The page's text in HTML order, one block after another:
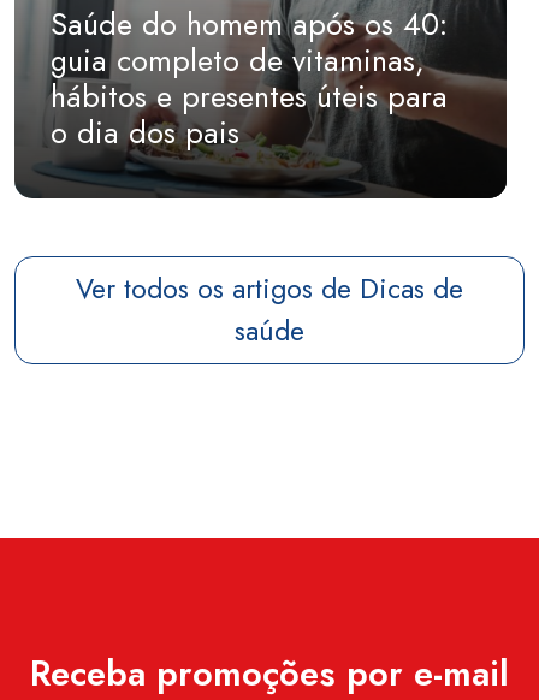
Saúde do homem após os 40:
guia completo de vitaminas,
hábitos e presentes úteis para
o dia dos pais
Ver todos os artigos de Dicas de
saúde
Receba promoções por e-mail